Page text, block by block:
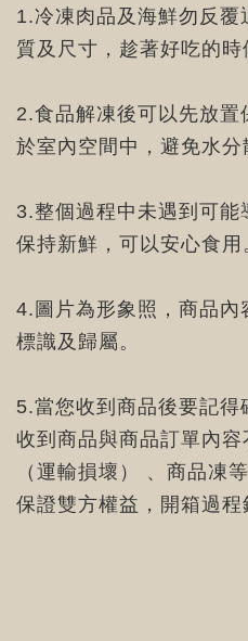
1.冷凍肉品及海鮮勿反
質及尺寸，趁著好吃的時
2.食品解凍後可以先放
於室內空間中，避免水分
3.整個過程中未遇到可
保持新鮮，可以安心食用
4.圖片為形象照，商品
標識及歸屬。
5.當您收到商品後要記得
收到商品與商品訂單內
（運輸損壞） 、商品凍
保證雙方權益，開箱過程